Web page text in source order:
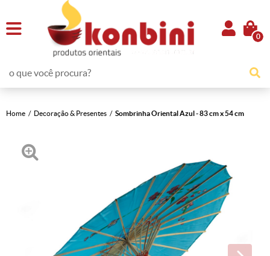
0
Home Decoração & Presentes Sombrinha Oriental Azul - 83 cm x 54 cm